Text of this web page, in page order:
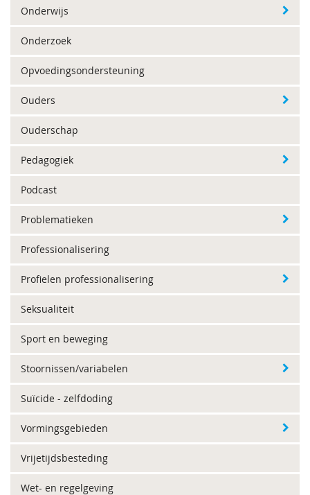
Onderwijs
Onderzoek
Opvoedingsondersteuning
Ouders
Ouderschap
Pedagogiek
Podcast
Problematieken
Professionalisering
Profielen professionalisering
Seksualiteit
Sport en beweging
Stoornissen/variabelen
Suïcide - zelfdoding
Vormingsgebieden
Vrijetijdsbesteding
Wet- en regelgeving